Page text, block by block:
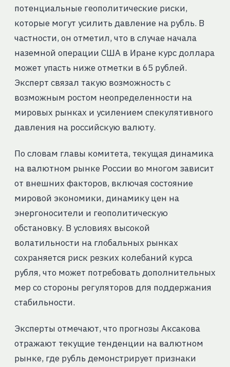
потенциальные геополитические риски,
которые могут усилить давление на рубль. В
частности, он отметил, что в случае начала
наземной операции США в Иране курс доллара
может упасть ниже отметки в 65 рублей.
Эксперт связал такую возможность с
возможным ростом неопределенности на
мировых рынках и усилением спекулятивного
давления на российскую валюту.
По словам главы комитета, текущая динамика
на валютном рынке России во многом зависит
от внешних факторов, включая состояние
мировой экономики, динамику цен на
энергоносители и геополитическую
обстановку. В условиях высокой
волатильности на глобальных рынках
сохраняется риск резких колебаний курса
рубля, что может потребовать дополнительных
мер со стороны регуляторов для поддержания
стабильности.
Эксперты отмечают, что прогнозы Аксакова
отражают текущие тенденции на валютном
рынке, где рубль демонстрирует признаки